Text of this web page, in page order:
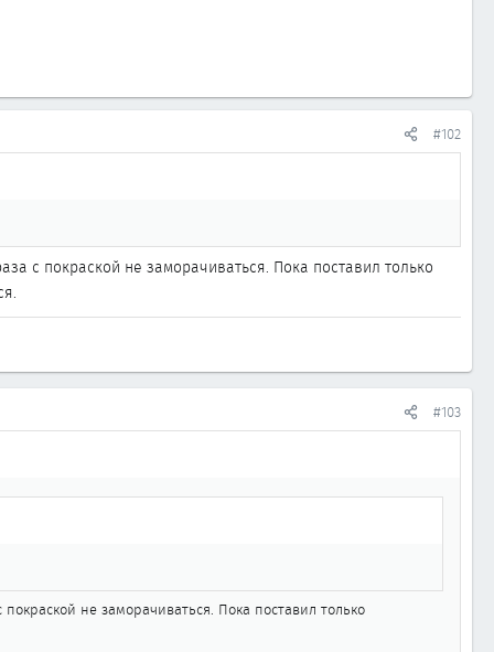
#102
с покраской не заморачиваться. Пока поставил только
#103
не заморачиваться. Пока поставил только